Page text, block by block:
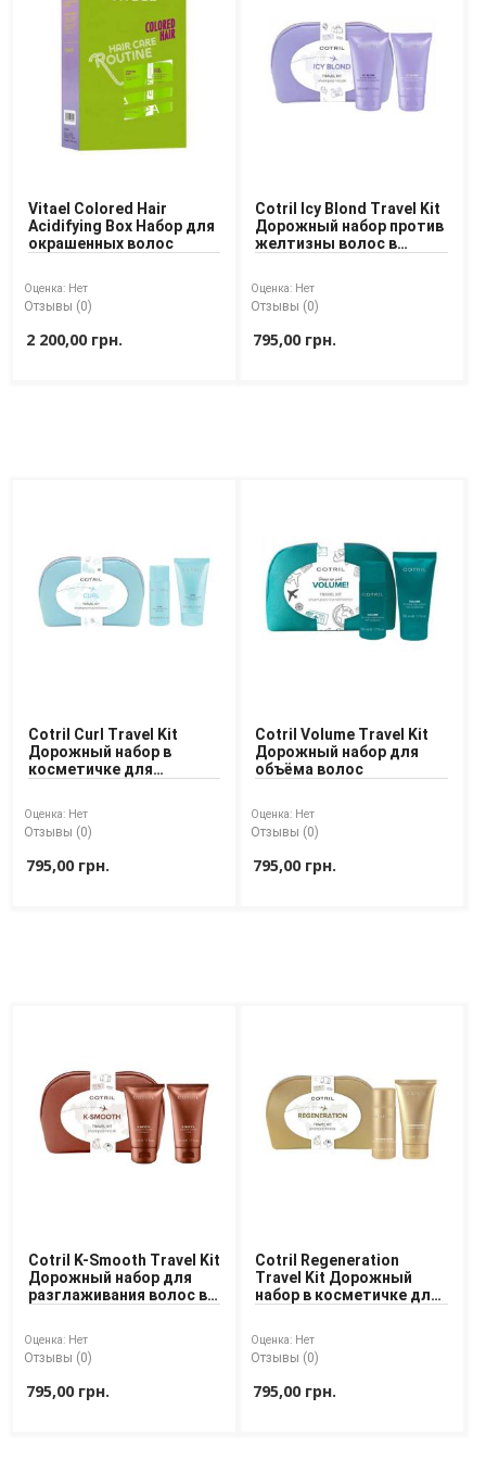
Средства для депиляции
Туалетная вода для тела
Уход для ног
Уход для рук
Мужчинам
Средства для бритья
Уход для лица
Уход для тела
Уход за мужскими волосами
Возврат товара
Vitael Colored Hair
Acidifying Box Набор для
окрашенных волос
Оценка: Нет
Отзывы (0)
2 200,00 грн.
Cotril Icy Blond Travel Kit
Дорожный набор против
желтизны волос в
Оценка: Нет
Отзывы (0)
795,00 грн.
Cotril Curl Travel Kit
Дорожный набор в
косметичке для
Оценка: Нет
Отзывы (0)
795,00 грн.
Cotril Volume Travel Kit
Дорожный набор для
объёма волос
Оценка: Нет
Отзывы (0)
795,00 грн.
Cotril K-Smooth Travel Kit
Дорожный набор для
разглаживания волос в
Оценка: Нет
Отзывы (0)
795,00 грн.
Cotril Regeneration
Travel Kit Дорожный
набор в косметичке для
Оценка: Нет
Отзывы (0)
795,00 грн.